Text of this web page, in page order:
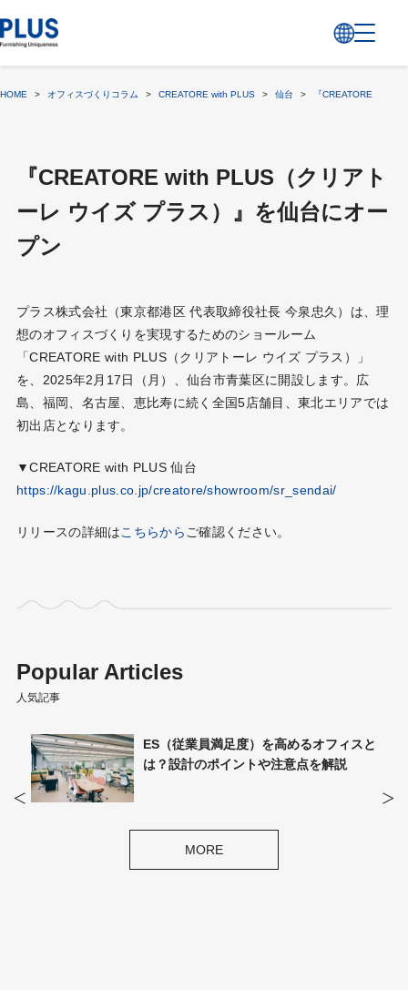
HOME > オフィスづくりコラム > CREATORE with PLUS > 仙台 > 『CREATORE with
『CREATORE with PLUS（クリアト
ーレ ウイズ プラス）』を仙台にオー
プン
プラス株式会社（東京都港区 代表取締役社長 今泉忠久）は、理
想のオフィスづくりを実現するためのショールーム
「CREATORE with PLUS（クリアトーレ ウイズ プラス）」
を、2025年2月17日（月）、仙台市青葉区に開設します。広
島、福岡、名古屋、恵比寿に続く全国5店舗目、東北エリアでは
初出店となります。
▼CREATORE with PLUS 仙台
https://kagu.plus.co.jp/creatore/showroom/sr_sendai/
リリースの詳細はこちらから ご確認ください。
Popular Articles
人気記事
ES（従業員満足度）を高めるオフィスと
は？設計のポイントや注意点を解説
MORE